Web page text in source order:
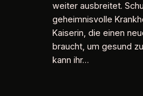
weiter ausbreitet.
geheimnisvolle
Kaiserin, die einen
braucht, um gesund
kann ihr…